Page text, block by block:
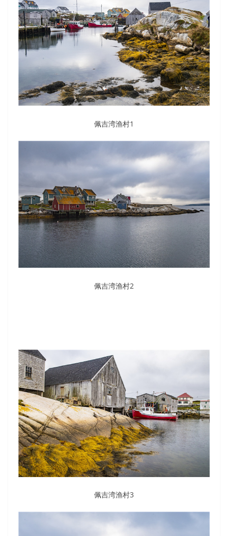
佩吉湾渔村1
佩吉湾渔村2
佩吉湾渔村3